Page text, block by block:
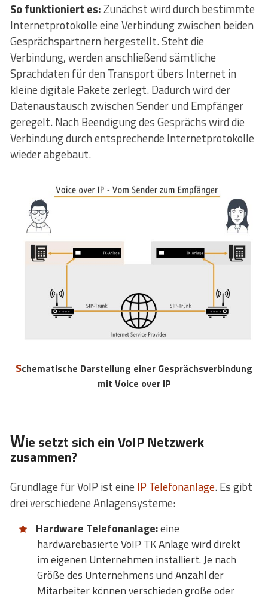
So funktioniert es:Zunächst wird durch bestimmte
Internetprotokolle eine Verbindung zwischen beiden
Gesprächspartnern hergestellt. Steht die
Verbindung, werden anschließend sämtliche
Sprachdaten für den Transport übers Internet in
kleine digitale Pakete zerlegt. Dadurch wird der
Datenaustausch zwischen Sender und Empfänger
geregelt. Nach Beendigung des Gesprächs wird die
Verbindung durch entsprechende Internetprotokolle
wieder abgebaut.
Schematische Darstellung einer Gesprächsverbindung
mit Voice over IP
Wie setzt sich ein VoIP Netzwerk
zusammen?
Grundlage für VoIP ist eine IP Telefonanlage. Es gibt
drei verschiedene Anlagensysteme:
Hardware Telefonanlage:eine
hardwarebasierte VoIP TK Anlage wird direkt
im eigenen Unternehmen installiert. Je nach
Größe des Unternehmens und Anzahl der
Mitarbeiter können verschieden große oder